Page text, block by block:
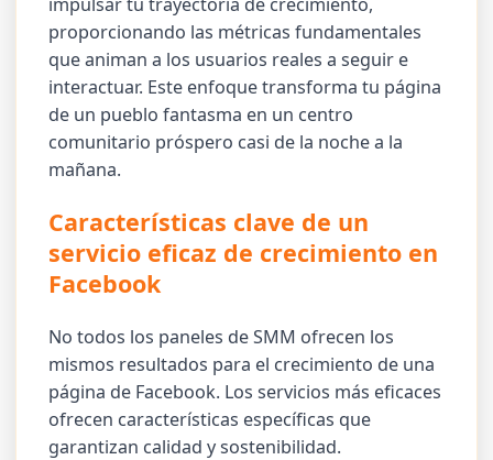
proporcionando las métricas fundamentales
que animan a los usuarios reales a seguir e
interactuar. Este enfoque transforma tu página
de un pueblo fantasma en un centro
comunitario próspero casi de la noche a la
mañana.
Características clave de un
servicio eficaz de crecimiento en
Facebook
No todos los paneles de SMM ofrecen los
mismos resultados para el crecimiento de una
página de Facebook. Los servicios más eficaces
ofrecen características específicas que
garantizan calidad y sostenibilidad.